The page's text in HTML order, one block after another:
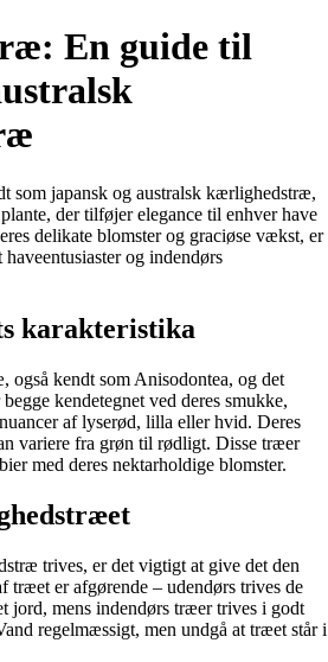
En guide til
som japansk og australsk kærlighedstræ,
der tilføjer elegance til enhver have
delikate blomster og graciøse vækst, er
og indendørs
karakteristika
også kendt som Anisodontea, og det
kendetegnet ved deres smukke,
af lyserød, lilla eller hvid. Deres
variere fra grøn til rødligt. Disse træer
med deres nektarholdige blomster.
trives, er det vigtigt at give det den
træet er afgørende – udendørs trives de
jord, mens indendørs træer trives i godt
regelmæssigt, men undgå at træet står i